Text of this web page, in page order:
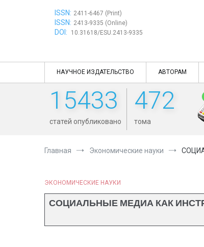
ISSN: 2411-6467 (Print)
ISSN: 2413-9335 (Online)
DOI: 10.31618/ESU.2413-9335
НАУЧНОЕ ИЗДАТЕЛЬСТВО АВТОРАМ
15433
статей опубликовано
472
тома
Главная Экономические науки
ЭКОНОМИЧЕСКИЕ НАУКИ
СОЦИАЛЬНЫЕ МЕДИА КАК